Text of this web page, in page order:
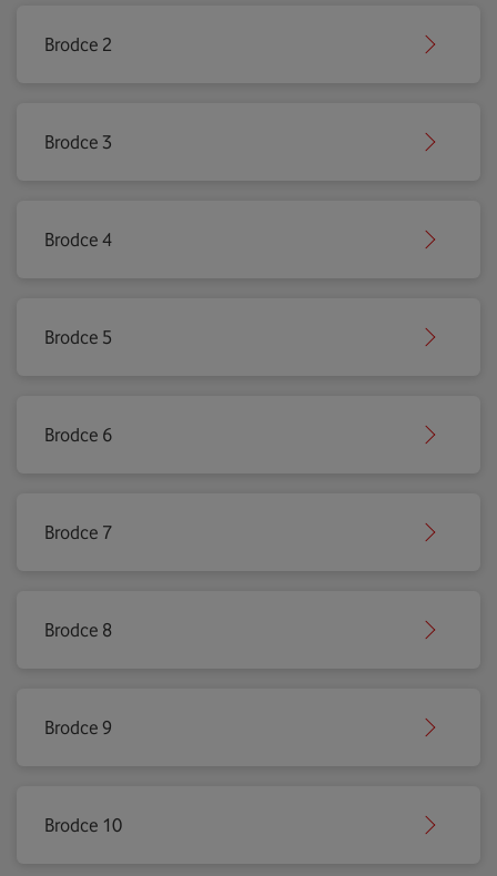
Brodce 2
Brodce 3
Brodce 4
Brodce 5
Brodce 6
Brodce 7
Brodce 8
Brodce 9
Brodce 10